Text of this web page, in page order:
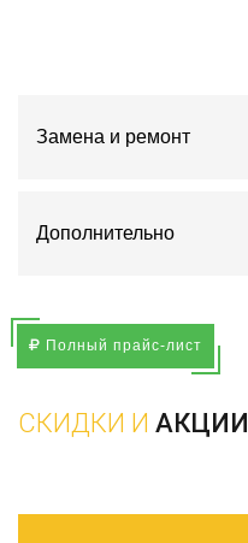
Замена и ремонт
Дополнительно
Полный прайс-лист
СКИДКИ И АКЦИИ